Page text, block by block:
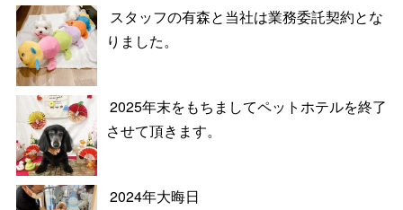
スタッフの有森と当社は業務委託契約とな
りました。
2025年末をもちましてペットホテルを終了
させて頂きます。
2024年大晦日